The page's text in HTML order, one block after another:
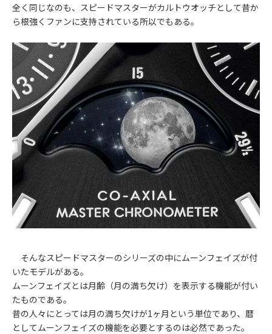
全く同じなのも、スピードマスターがカルトウオッチとして昔か
ら根強くファンに支持されている所以でもある。
そんなスピードマスターのシリーズの中にムーンフェイズが付
いたモデルがある。
ムーンフェイズとは月齢（月の満ち欠け）を表示する機能が付い
たものである。
昔の人々にとっては月の満ち欠けが1ヶ月という単位であり、暦
としてムーンフェイズの機能を必要とするのは必然であった。